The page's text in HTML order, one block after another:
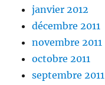
janvier 2012
décembre 2011
novembre 2011
octobre 2011
septembre 2011